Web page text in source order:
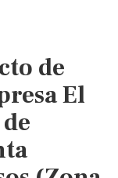
de
El